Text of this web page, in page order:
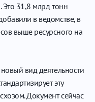
. Это 31,8 млрд тонн
в ведомстве, в
выше ресурсного на
вид деятельности
эту
Документ сейчас